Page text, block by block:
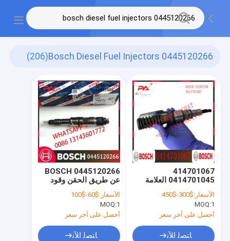
0445120266 Bosch Diesel Fuel Injectors
(206)
0445120266 BOSCH
عن طريق الحقن وقود
WP12 DLLA148P2222
0433172222
الأسعار:$60-$100
MOQ:1
أحصل على آخر سعر
ﺎﺘﺼﻟ ﺍﻶﻧ
414701067
0414701045 العلامة
التجارية الجديدة حاقن
وقود الديزل بوش الأصلي
0414701067
0414701006 1943974
0414701067
0414701057
الأسعار:$300-$450
MOQ:1
أحصل على آخر سعر
ﺎﺘﺼﻟ ﺍﻶﻧ